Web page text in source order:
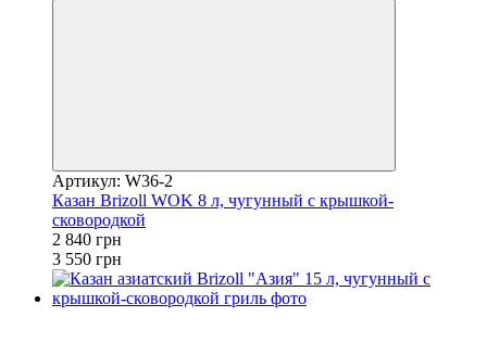
Артикул: W36-2
Казан Brizoll WOK 8 л, чугунный с крышкой-
сковородкой
2 840 грн
3 550 грн